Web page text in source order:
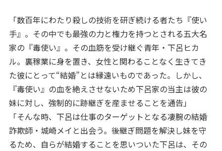
「数百年にわたり殺しの技術を研ぎ続ける者たち『使い
手』。その中でも最強の力と権力を持つとされる五大名
家の『毒使い』。その血筋を受け継ぐ青年・下呂ヒカ
ル。裏稼業に身を置き、女性と関わることなく生きてき
た彼にとって“結婚”とは縁遠いものであった。しかし、
『毒使い』の血を絶えさせないため下呂家の当主は彼の
妹に対し、強制的に跡継ぎを産ませることを通告」
「そんな時、下呂は仕事のターゲットとなる凄腕の結婚
詐欺師・城崎メイと出会う。後継ぎ問題を解決し妹を守
るため、自らが結婚することを思いついた下呂は、その